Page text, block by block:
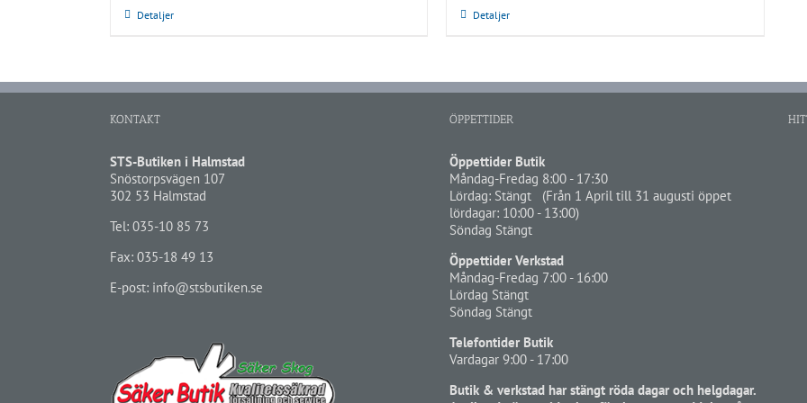
Detaljer Detaljer
KONTAKT
STS-Butiken i Halmstad
Snöstorpsvägen 107
302 53 Halmstad
Tel: 035-10 85 73
Fax: 035-18 49 13
E-post: info@stsbutiken.se
ÖPPETTIDER
Öppettider Butik
Måndag-Fredag 8:00 - 17:30
Lördag: Stängt (Från 1 April till 31 augusti öppet
lördagar: 10:00 - 13:00)
Söndag Stängt
Öppettider Verkstad
Måndag-Fredag 7:00 - 16:00
Lördag Stängt
Söndag Stängt
Telefontider Butik
Vardagar 9:00 - 17:00
Butik & verkstad har stängt röda dagar och helgdagar.